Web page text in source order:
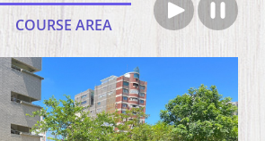
COURSE AREA